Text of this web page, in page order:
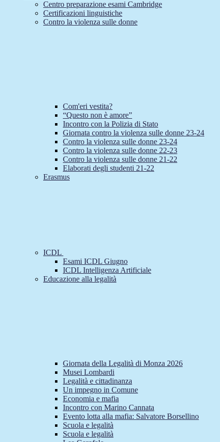
Centro preparazione esami Cambridge
Certificazioni linguistiche
Contro la violenza sulle donne
Com'eri vestita?
“Questo non è amore”
Incontro con la Polizia di Stato
Giornata contro la violenza sulle donne 23-24
Contro la violenza sulle donne 23-24
Contro la violenza sulle donne 22-23
Contro la violenza sulle donne 21-22
Elaborati degli studenti 21-22
Erasmus
ICDL
Esami ICDL Giugno
ICDL Intelligenza Artificiale
Educazione alla legalità
Giornata della Legalità di Monza 2026
Musei Lombardi
Legalità e cittadinanza
Un impegno in Comune
Economia e mafia
Incontro con Marino Cannata
Evento lotta alla mafia: Salvatore Borsellino
Scuola e legalità
Scuola e legalità